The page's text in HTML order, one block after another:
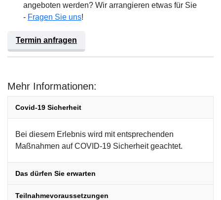
angeboten werden? Wir arrangieren etwas für Sie
- Fragen Sie uns!
Termin anfragen
Mehr Informationen:
Covid-19 Sicherheit
Bei diesem Erlebnis wird mit entsprechenden
Maßnahmen auf COVID-19 Sicherheit geachtet.
Das dürfen Sie erwarten
Teilnahmevoraussetzungen